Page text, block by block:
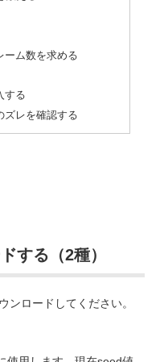
ーム数を求める
する
ズレを確認する
する（2種）
ンロードしてください。